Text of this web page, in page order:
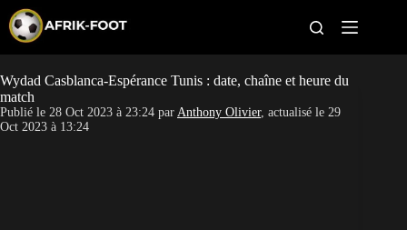
p
t
o
c
o
CAN féminine
Wydad Casblanca-Espérance Tunis : date, chaîne et heure du
match
Publié le 28 Oct 2023 à 23:24 par Anthony Olivier, actualisé le 29
Oct 2023 à 13:24